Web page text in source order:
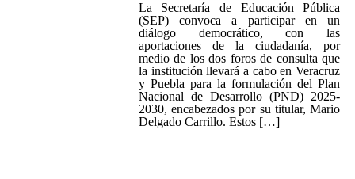
La Secretaría de Educación Pública
(SEP) convoca a participar en un
diálogo democrático, con las
aportaciones de la ciudadanía, por
medio de los dos foros de consulta que
la institución llevará a cabo en Veracruz
y Puebla para la formulación del Plan
Nacional de Desarrollo (PND) 2025-
2030, encabezados por su titular, Mario
Delgado Carrillo. Estos […]